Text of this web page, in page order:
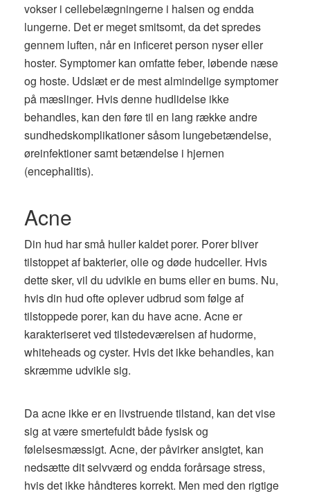
vokser i cellebelægningerne i halsen og endda
lungerne. Det er meget smitsomt, da det spredes
gennem luften, når en inficeret person nyser eller
hoster. Symptomer kan omfatte feber, løbende næse
og hoste. Udslæt er de mest almindelige symptomer
på mæslinger. Hvis denne hudlidelse ikke
behandles, kan den føre til en lang række andre
sundhedskomplikationer såsom lungebetændelse,
øreinfektioner samt betændelse i hjernen
(encephalitis).
Acne
Din hud har små huller kaldet porer. Porer bliver
tilstoppet af bakterier, olie og døde hudceller. Hvis
dette sker, vil du udvikle en bums eller en bums. Nu,
hvis din hud ofte oplever udbrud som følge af
tilstoppede porer, kan du have acne. Acne er
karakteriseret ved tilstedeværelsen af ​​hudorme,
whiteheads og cyster. Hvis det ikke behandles, kan
skræmme udvikle sig.
Da acne ikke er en livstruende tilstand, kan det vise
sig at være smertefuldt både fysisk og
følelsesmæssigt. Acne, der påvirker ansigtet, kan
nedsætte dit selvværd og endda forårsage stress,
hvis det ikke håndteres korrekt. Men med den rigtige